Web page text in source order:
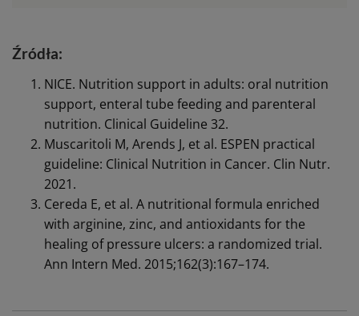
Źródła:
NICE. Nutrition support in adults: oral nutrition
support, enteral tube feeding and parenteral
nutrition. Clinical Guideline 32.
Muscaritoli M, Arends J, et al. ESPEN practical
guideline: Clinical Nutrition in Cancer. Clin Nutr.
2021.
Cereda E, et al. A nutritional formula enriched
with arginine, zinc, and antioxidants for the
healing of pressure ulcers: a randomized trial.
Ann Intern Med. 2015;162(3):167–174.